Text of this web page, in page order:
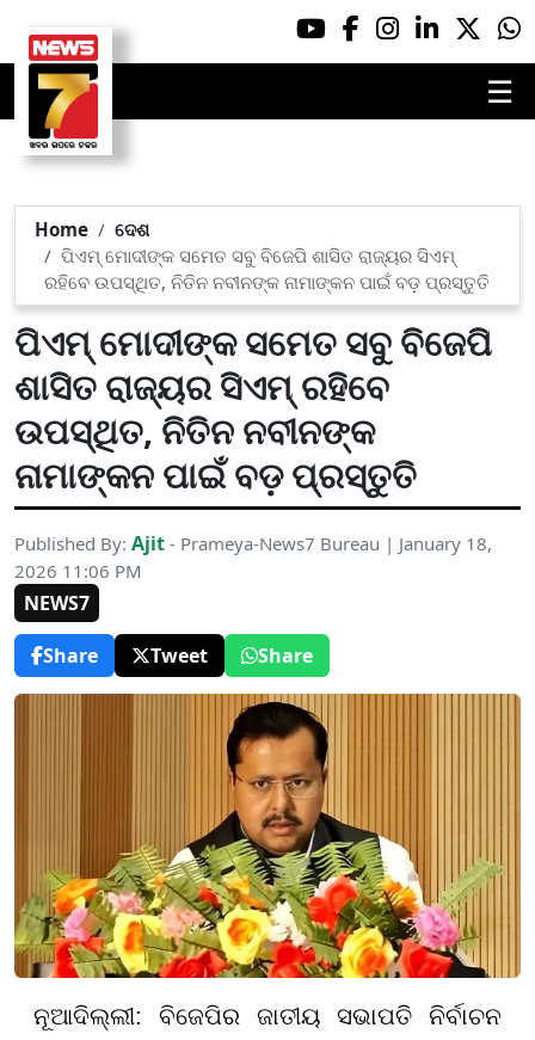
☰
Home
ଦେଶ
ପିଏମ୍ ମୋଦୀଙ୍କ ସମେତ ସବୁ ବିଜେପି ଶାସିତ ରାଜ୍ୟର ସିଏମ୍
ରହିବେ ଉପସ୍ଥିତ, ନିତିନ ନବୀନଙ୍କ ନାମାଙ୍କନ ପାଇଁ ବଡ଼ ପ୍ରସ୍ତୁତି
ପିଏମ୍ ମୋଦୀଙ୍କ ସମେତ ସବୁ ବିଜେପି
ଶାସିତ ରାଜ୍ୟର ସିଏମ୍ ରହିବେ
ଉପସ୍ଥିତ, ନିତିନ ନବୀନଙ୍କ
ନାମାଙ୍କନ ପାଇଁ ବଡ଼ ପ୍ରସ୍ତୁତି
Published By: Ajit - Prameya-News7 Bureau | January 18,
2026 11:06 PM
NEWS7
Share
Tweet Share
ନୂଆଦିଲ୍ଲୀ: ବିଜେପିର ଜାତୀୟ ସଭାପତି ନିର୍ବାଚନ